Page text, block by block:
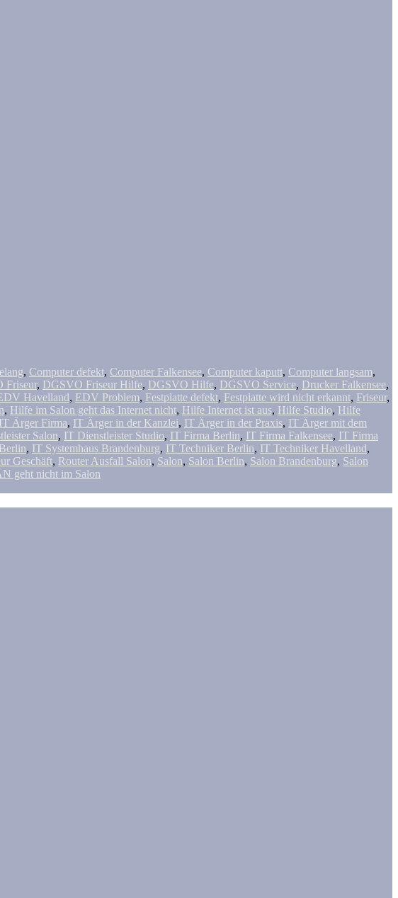
, Computer defekt, Computer Falkensee, Computer kaputt, Computer langsam,
Friseur, DGSVO Friseur Hilfe, DGSVO Hilfe, DGSVO Service, Drucker Falkensee,
Havelland, EDV Problem, Festplatte defekt, Festplatte wird nicht erkannt, Friseur,
, Hilfe im Salon geht das Internet nicht, Hilfe Internet ist aus, Hilfe Studio, Hilfe
IT Ärger Firma, IT Ärger in der Kanzlei, IT Ärger in der Praxis, IT Ärger mit dem
Salon, IT Dienstleister Studio, IT Firma Berlin, IT Firma Falkensee, IT Firma
, IT Systemhaus Brandenburg, IT Techniker Berlin, IT Techniker Havelland,
Geschäft, Router Ausfall Salon, Salon, Salon Berlin, Salon Brandenburg, Salon
geht nicht im Salon